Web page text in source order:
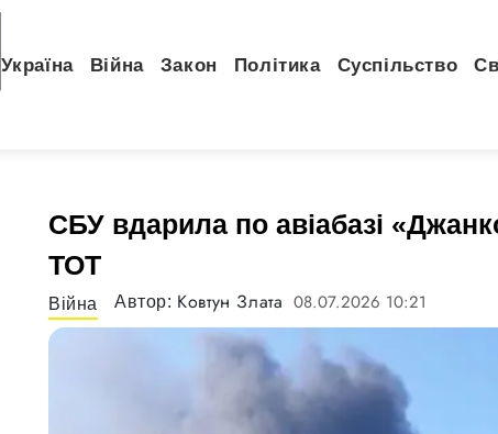
Україна Війна Закон Політика Суспільство
СБУ вдарила по авіабазі
ТОТ
Війна Автор: Ковтун Злата 08.07.2026 10:21